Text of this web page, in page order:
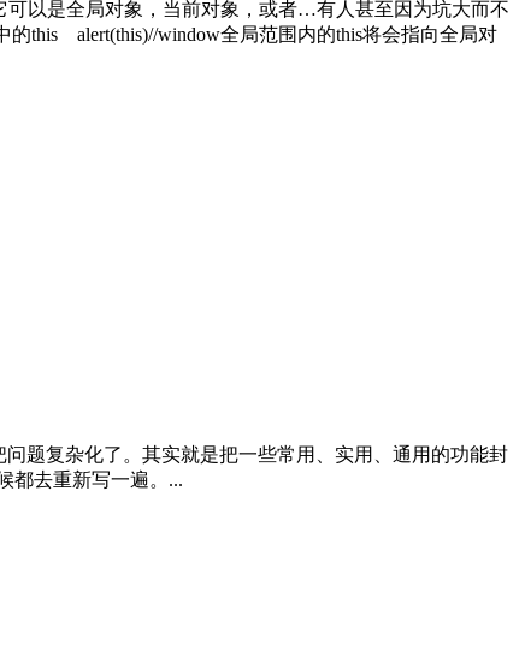
可以是全局对象，当前对象，或者…有人甚至因为坑大而不
this alert(this)//window全局范围内的this将会指向全局对
题复杂化了。其实就是把一些常用、实用、通用的功能封
都去重新写一遍。...